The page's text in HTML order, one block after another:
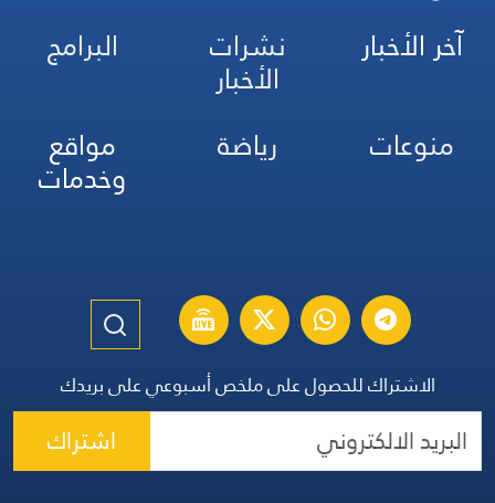
آخر الأخبار نشرات
الأخبار
البرامج
منوعات
رياضة مواقع
وخدمات
الاشتراك للحصول على ملخص أسبوعي على بريدك
اشتراك